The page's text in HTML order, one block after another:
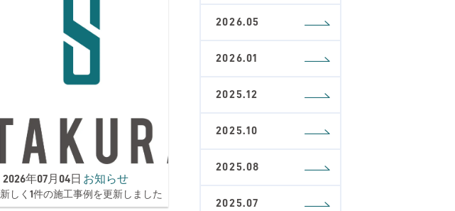
2026年07月04日 お知らせ
新しく1件の施工事例を更新しました
2026.05
2026.01
2025.12
2025.10
2025.08
2025.07